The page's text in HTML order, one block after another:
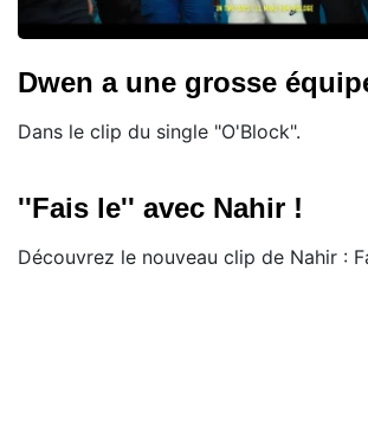
Dwen a une grosse
Dans le clip du single "O'Block".
''Fais le'' avec Nahir !
Découvrez le nouveau clip de Nahir :